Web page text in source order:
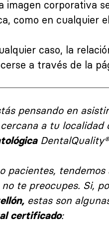
imagen corporativa
como en cualquier
caso, la
a través de la
pensando en
a tu
DentalQuality®
pacientes,
no te preocupes. Si,
estas son
certificado: